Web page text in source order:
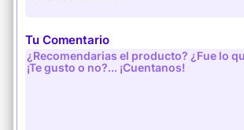
Tu Comentario